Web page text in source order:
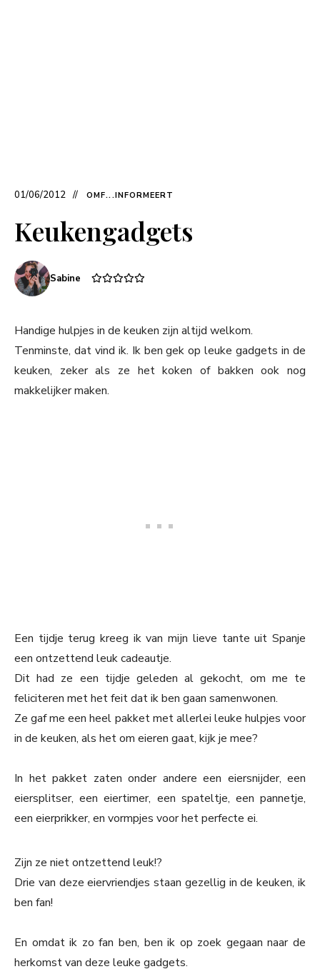
01/06/2012 OMF...INFORMEERT
Keukengadgets
Sabine
Handige hulpjes in de keuken zijn altijd welkom.
Tenminste, dat vind ik. Ik ben gek op leuke gadgets in de
keuken, zeker als ze het koken of bakken ook nog
makkelijker maken.
Een tijdje terug kreeg ik van mijn lieve tante uit Spanje
een ontzettend leuk cadeautje.
Dit had ze een tijdje geleden al gekocht, om me te
feliciteren met het feit dat ik ben gaan samenwonen.
Ze gaf me een heel pakket met allerlei leuke hulpjes voor
in de keuken, als het om eieren gaat, kijk je mee?
In het pakket zaten onder andere een eiersnijder, een
eiersplitser, een eiertimer, een spateltje, een pannetje,
een eierprikker, en vormpjes voor het perfecte ei.
Zijn ze niet ontzettend leuk!?
Drie van deze eiervriendjes staan gezellig in de keuken, ik
ben fan!
En omdat ik zo fan ben, ben ik op zoek gegaan naar de
herkomst van deze leuke gadgets.